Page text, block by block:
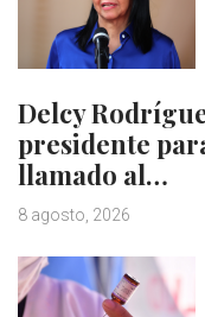
Delcy
presidente
llamado al…
8 agosto, 2026